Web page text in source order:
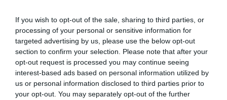
If you wish to opt-out of the sale, sharing to third parties, or
processing of your personal or sensitive information for
targeted advertising by us, please use the below opt-out
section to confirm your selection. Please note that after your
opt-out request is processed you may continue seeing
interest-based ads based on personal information utilized by
us or personal information disclosed to third parties prior to
your opt-out. You may separately opt-out of the further